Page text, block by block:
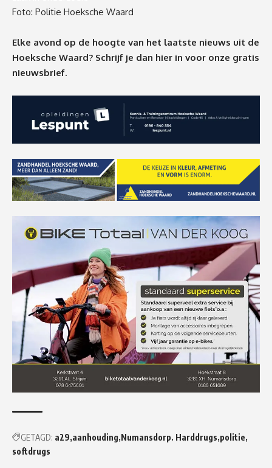
Foto: Politie Hoeksche Waard
Elke avond op de hoogte van het laatste nieuws uit de
Hoeksche Waard? Schrijf je dan hier in voor onze gratis
nieuwsbrief.
GETAGD: a29 aanhouding Numansdorp. Harddrugs politie
softdrugs